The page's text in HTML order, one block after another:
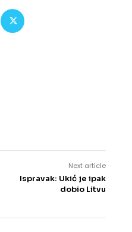
Next article
Ispravak: Ukić je ipak
dobio Litvu